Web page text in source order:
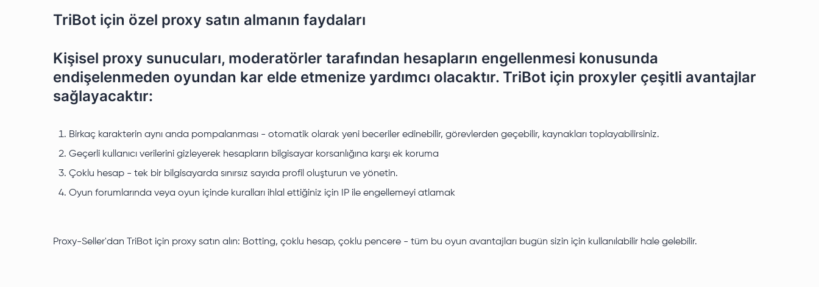
TriBot için özel proxy satın almanın faydaları
Kişisel proxy sunucuları, moderatörler tarafından hesapların engellenmesi konusunda
endişelenmeden oyundan kar elde etmenize yardımcı olacaktır. TriBot için proxyler çeşitli avantajlar
sağlayacaktır:
Birkaç karakterin aynı anda pompalanması - otomatik olarak yeni beceriler edinebilir, görevlerden geçebilir, kaynakları toplayabilirsiniz.
Geçerli kullanıcı verilerini gizleyerek hesapların bilgisayar korsanlığına karşı ek koruma
Çoklu hesap - tek bir bilgisayarda sınırsız sayıda profil oluşturun ve yönetin.
Oyun forumlarında veya oyun içinde kuralları ihlal ettiğiniz için IP ile engellemeyi atlamak
Proxy-Seller'dan TriBot için proxy satın alın: Botting, çoklu hesap, çoklu pencere - tüm bu oyun avantajları bugün sizin için kullanılabilir hale gelebilir.